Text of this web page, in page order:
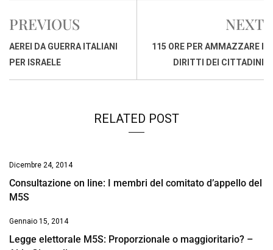
b
o
o
s
A
d
d
i
PREVIOUS
AEREI DA GUERRA ITALIANI
PER ISRAELE
NEXT
115 ORE PER AMMAZZARE I
DIRITTI DEI CITTADINI
RELATED POST
Dicembre 24, 2014
Consultazione on line: I membri del comitato d’appello del
M5S
Gennaio 15, 2014
Legge elettorale M5S: Proporzionale o maggioritario? –